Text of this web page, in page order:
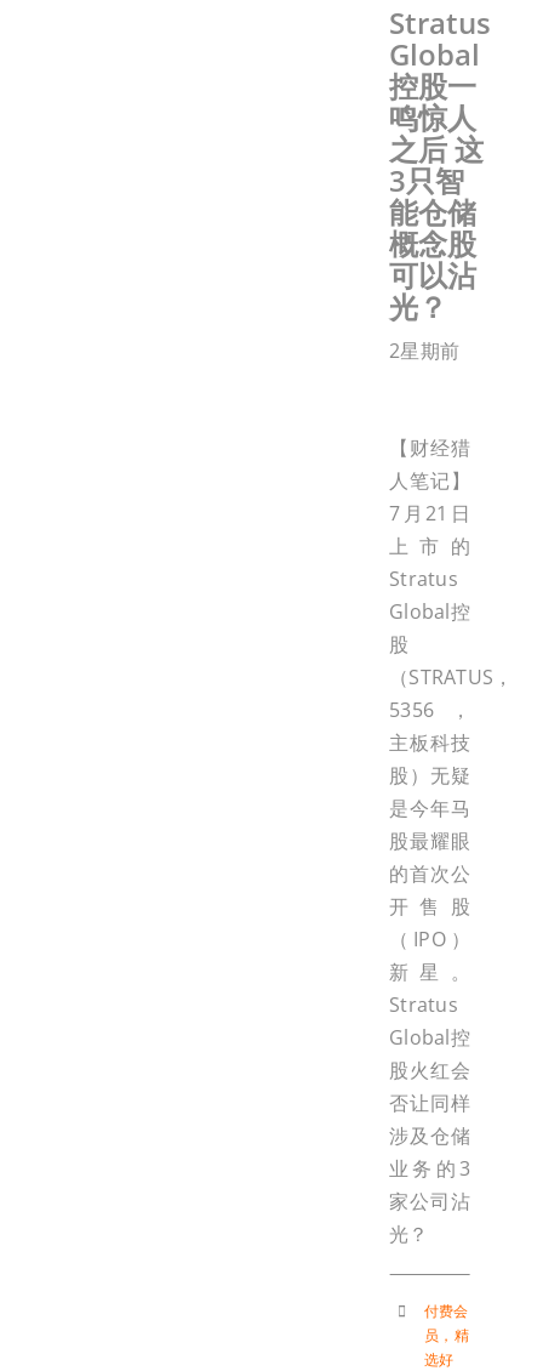
Stratus
Global
控股一
鸣惊人
之后 这
3只智
能仓储
概念股
可以沾
光？
2星期前
【财经猎
人笔记】
7月21日
上市的
Stratus
Global控
股
（STRATUS，
5356，
主板科技
股）无疑
是今年马
股最耀眼
的首次公
开售股
（IPO）
新星。
Stratus
Global控
股火红会
否让同样
涉及仓储
业务的3
家公司沾
光？
付费会
员 ， 精
选好